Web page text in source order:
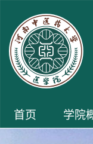
首页 学院